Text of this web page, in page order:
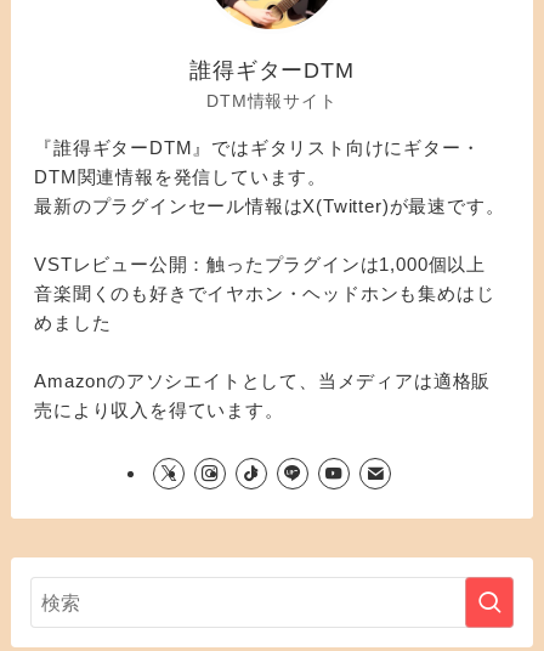
誰得ギターDTM
DTM情報サイト
『誰得ギターDTM』ではギタリスト向けにギター・
DTM関連情報を発信しています。
最新のプラグインセール情報はX(Twitter)が最速です。
VSTレビュー公開：触ったプラグインは1,000個以上
音楽聞くのも好きでイヤホン・ヘッドホンも集めはじ
めました
Amazonのアソシエイトとして、当メディアは適格販
売により収入を得ています。